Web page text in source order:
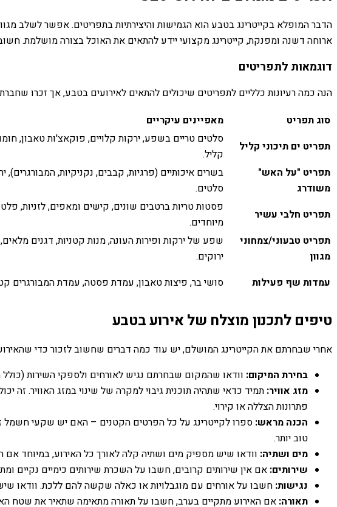
הדבר המופלא בקייטרינג בטבע הוא הגמישות והיצירתיות בתפריטים. אפשר לשלב
ארוחה דשנה ומפנקת, קייטרינג מקצועי יידע להתאים את האוכל בצורה מושלמת.
דוגמאות לתפריטים
הנה כמה רעיונות כלליים לתפריטים שיכולים להתאים לאירועים בטבע, אך זכרו
סוג תפריט
מאפיינים עיקריים
תפריט ים תיכוני קליל
סלטים טריים בשפע, ירקות קלויים, פוקאצ'ות טאבון,
קליל.
תפריט "על האש"
משודרג
בשרים איכותיים (פרגיות, קבבים, נקניקיות,
סלטים.
תפריט חלבי עשיר
פסטות טריות ברטבים שונים, קישים ומאפים, לזניות,
מיוחדים.
תפריט טבעוני/צמחוני
מגוון
שפע של ירקות ופירות העונה, מנות קטניות, דגנים
ירוקים.
עמדות שף פעילות
סושי בר, פיצות טאבון, עמדת פסטה, עמדת המבורגרים
טיפים לתכנון מוצלח של אירוע בטבע
אחרי שבחרתם את הקייטרינג המושלם, יש עוד כמה דברים שחשוב לזכור כדי
בחירת המיקום: וודאו שהמקום שבחרתם נגיש לאורחים ולספקי השירות
מזג אוויר: תמיד כדאי שתהיה תוכנית גיבוי למקרה של שינוי במזג האוויר. זה
פתרונות הצללה או קירוי.
הכנה מראש: ספרו לקייטרינג על כל הפרטים הקטנים – האם יש שקעי חשמל
טוב יותר.
מים ושתיה: וודאו שיש מספיק מים ושתיה קלה לאורך כל האירוע, במיוחד אם
שירותים: אם אין שירותים קרובים, חשבו על השכרת שירותים כימיים נקיים
נגישות: חשבו על אורחים עם מוגבלויות או כאלה שקשה להם ללכת. וודאו שיש
תאורה: אם האירוע מתקיים בערב, חשבו על תאורה מתאימה שתאיר את שטח